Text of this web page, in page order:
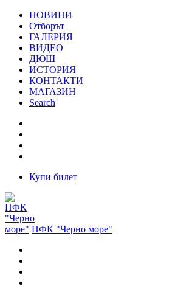
НОВИНИ
Отборът
ГАЛЕРИЯ
ВИДЕО
ДЮШ
ИСТОРИЯ
КОНТАКТИ
МАГАЗИН
Search
Купи билет
ПФК "Черно море"